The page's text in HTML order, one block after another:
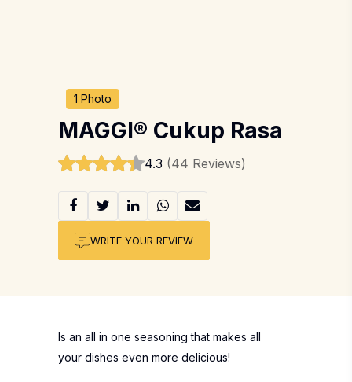
1 Photo
MAGGI® Cukup Rasa
4.3 (44 Reviews)
WRITE YOUR REVIEW
Is an all in one seasoning that makes all
your dishes even more delicious!